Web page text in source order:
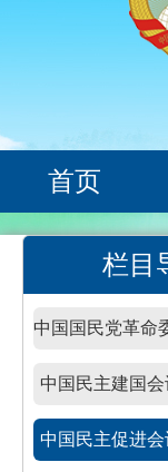
首页
栏目
中国民主建国
中国民主促进